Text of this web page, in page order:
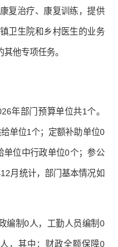
复治疗、康复训练，提供
卫生院和乡村医生的业务
他专项任务。
年部门预算单位共1个。
单位1个；定额补助单位0
单位中行政单位0个；参公
月统计，部门基本情况如
编制0人，工勤人员编制0
，其中：财政全额保障0